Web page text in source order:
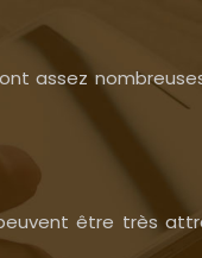
assez
être très